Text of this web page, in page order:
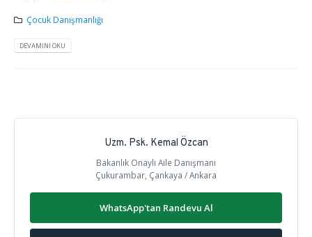
Çocuk Danışmanlığı
DEVAMINI OKU
Uzm. Psk. Kemal Özcan
Bakanlık Onaylı Aile Danışmanı
Çukurambar, Çankaya / Ankara
WhatsApp'tan Randevu Al